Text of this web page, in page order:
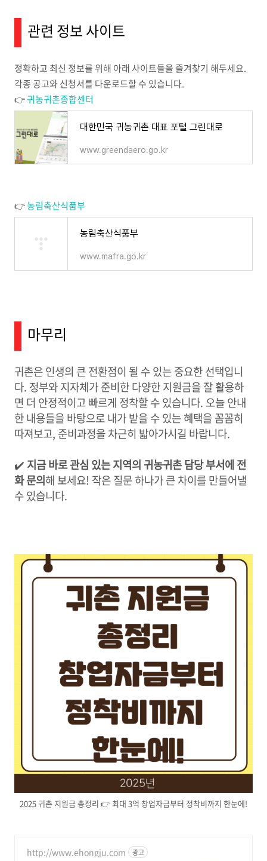
관련 정보 사이트
정확하고 최신 정보를 위해 아래 사이트들을 즐겨찾기 해두세요.
각종 공고와 신청서를 다운로드할 수 있습니다.
👉귀농귀촌종합센터
대한민국 귀농귀촌 대표 포털 그린대로
www.greendaero.go.kr
👉농림축산식품부
농림축산식품부
www.mafra.go.kr
마무리
귀촌은 인생의 큰 전환점이 될 수 있는 중요한 선택입니
다. 정부와 지자체가 준비한 다양한 지원금을 잘 활용하
면 더 안정적이고 빠르게 정착할 수 있습니다. 오늘 안내
한 내용들을 바탕으로 내가 받을 수 있는 혜택을 꼼꼼히
따져보고, 준비과정을 차근히 밟아가시길 바랍니다.
✔️ 지금 바로 관심 있는 지역의 귀농귀촌 담당 부서에 전
화 문의해 보세요! 작은 질문 하나가 큰 차이를 만들어낼
수 있습니다.
2025 귀촌 지원금 총정리 👉 최대 3억 창업자금부터 정착비까지 한눈에!
http://www.ehongju.com 광고